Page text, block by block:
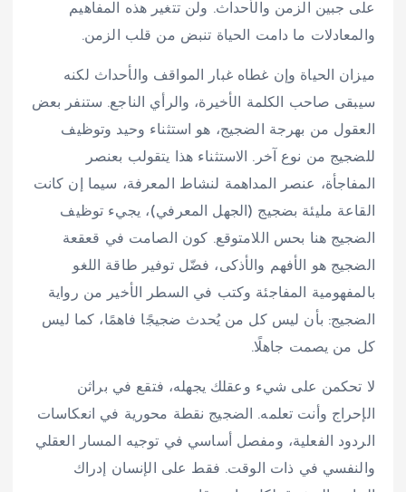
على جبين الزمن والأحداث. ولن تتغير هذه المفاهيم
والمعادلات ما دامت الحياة تنبض من قلب الزمن.
ميزان الحياة وإن غطاه غبار المواقف والأحداث لكنه
سيبقى صاحب الكلمة الأخيرة، والرأي الناجع. ستنفر بعض
العقول من بهرجة الضجيج، هو استثناء وحيد وتوظيف
للضجيج من نوع آخر. الاستثناء هذا يتقولب بعنصر
المفاجأة، عنصر المداهمة لنشاط المعرفة، سيما إن كانت
القاعة مليئة بضجيج (الجهل المعرفي)، يجيء توظيف
الضجيج هنا بحس اللامتوقع. كون الصامت في قعقعة
الضجيج هو الأفهم والأذكى، فضّل توفير طاقة اللغو
بالمفهومية المفاجئة وكتب في السطر الأخير من رواية
الضجيج: بأن ليس كل من يُحدث ضجيجًا فاهمًا، كما ليس
كل من يصمت جاهلًا.
لا تحكمن على شيء وعقلك يجهله، فتقع في براثن
الإحراج وأنت تعلمه. الضجيج نقطة محورية في انعكاسات
الردود الفعلية، ومفصل أساسي في توجيه المسار العقلي
والنفسي في ذات الوقت. فقط على الإنسان إدراك